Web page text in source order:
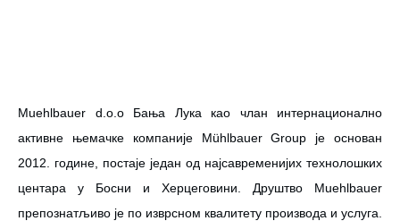
Muehlbauer d.o.o Бања Лука као члан интернационално
активне њемачке компаније Mühlbauer Group је основан
2012. године, постаје један од најсавременијих технолошких
центара у Босни и Херцеговини. Друштво Muehlbauer
препознатљиво је по изврсном квалитету производа и услуга.